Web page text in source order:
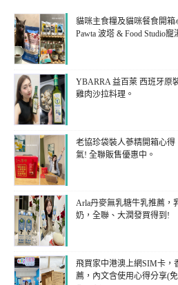
貓咪主食糧及貓咪餐食開箱
Pawta 波塔 & Food Studio寵
YBARRA 益百萊 西班牙原
雞肉沙拉料理。
老協珍袋裝人蔘精開箱心
氣! 全聯販售優惠中。
Arla丹麥無乳糖牛乳推薦，
奶，全聯、大潤發買得到!
飛買家中港澳上網SIM卡，
薦，內文含使用心得分享(